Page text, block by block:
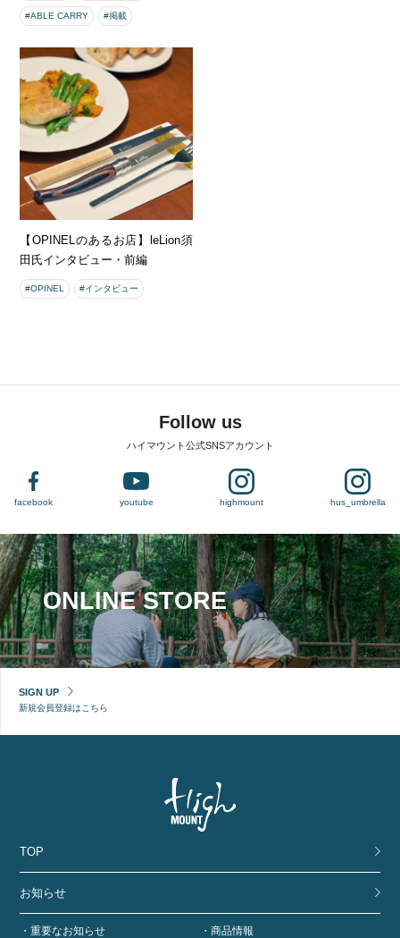
#ABLE CARRY #掲載
【OPINELのあるお店】leLion須
田氏インタビュー・前編
#OPINEL #インタビュー
Follow us
ハイマウント公式SNSアカウント
facebook youtube highmount hus_umbrella
ONLINE STORE
SIGN UP
新規会員登録はこちら
TOP
お知らせ
重要なお知らせ
商品情報